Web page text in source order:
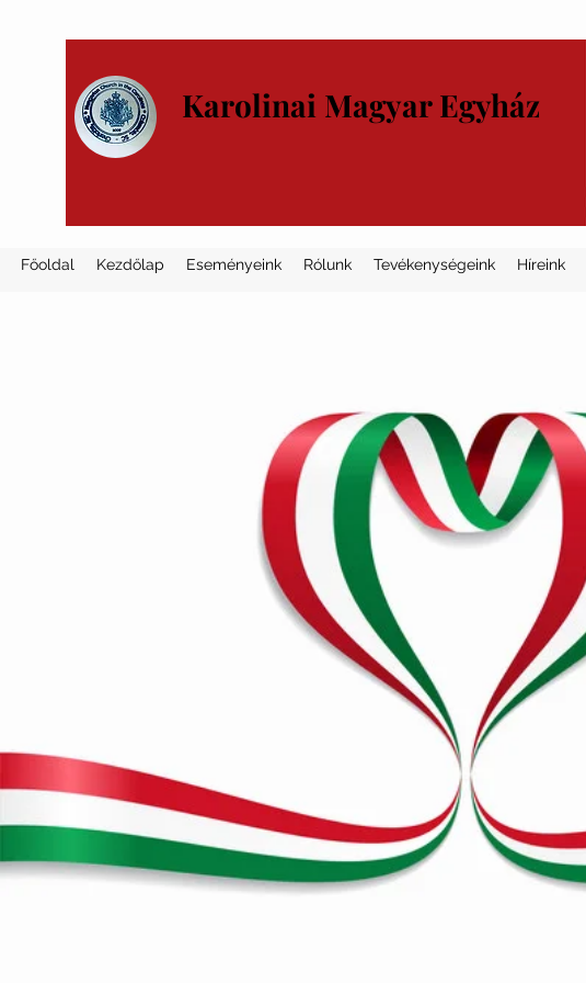
Karolinai Magyar Egyház
Főoldal Kezdőlap Eseményeink Rólunk Tevékenységeink Híreink